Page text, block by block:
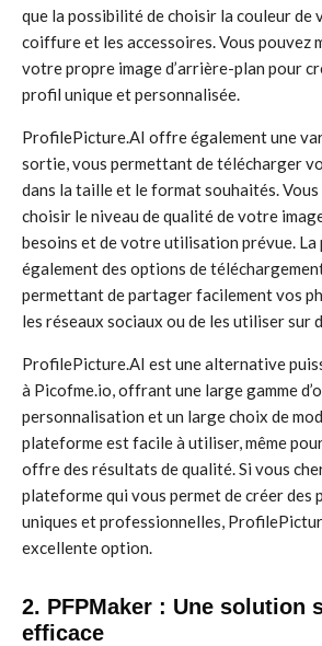
que la possibilité de choisir la couleur de
coiffure et les accessoires. Vous pouvez
votre propre image d’arrière-plan pour
profil unique et personnalisée.
ProfilePicture.AI offre également une
sortie, vous permettant de télécharger
dans la taille et le format souhaités.
choisir le niveau de qualité de votre
besoins et de votre utilisation prévue.
également des options de
permettant de partager facilement vos
les réseaux sociaux ou de les utiliser sur
ProfilePicture.AI est une alternative
à Picofme.io, offrant une large gamme
personnalisation et un large choix de
plateforme est facile à utiliser, même
offre des résultats de qualité. Si vous
plateforme qui vous permet de créer des
uniques et professionnelles,
excellente option.
2. PFPMaker : Une solution
efficace